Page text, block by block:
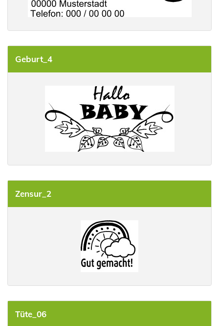
Geburt_4
Zensur_2
Tüte_06